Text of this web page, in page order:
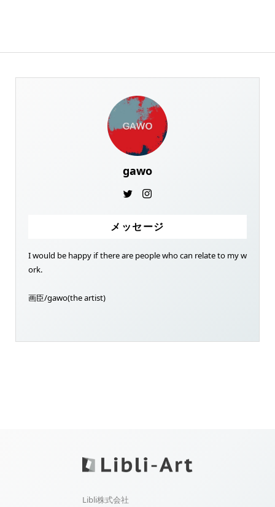
gawo
メッセージ
I would be happy if there are people who can relate to my w
ork.
画臣/gawo(the artist)
Libli株式会社